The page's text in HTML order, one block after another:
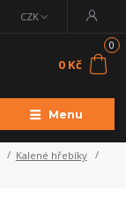
Menu
CZK
0
0 Kč
Kalené hřebíky